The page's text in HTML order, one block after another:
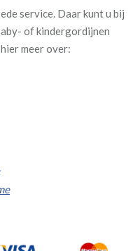
service. Daar kunt u bij
of kindergordijnen
meer over: